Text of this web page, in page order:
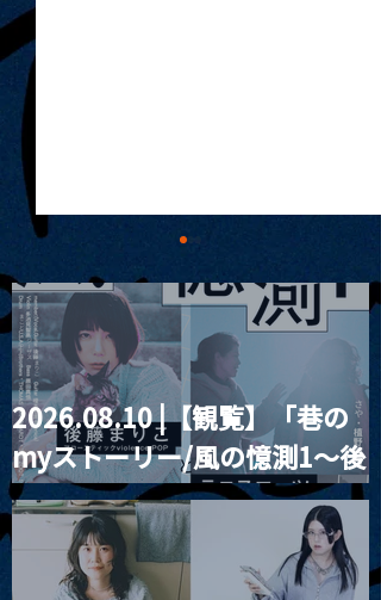
MoonRomantic
Channel1周年記念Live
2026.08.10 |【観覧】「巷の
myストーリー/風の憶測1～後
藤まりこアコースティック
violence POPとテニスコー
ツ」